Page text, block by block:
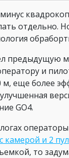
отдельно.
предыдущую
и
м, еще более
GO4.
камерой и 2
то